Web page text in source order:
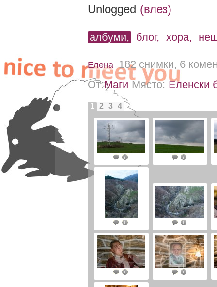
Unlogged (влез)
албуми, блог, хора,
Елена 182 снимки, 6
От:Маги Място: Еленски
1 2 3 4